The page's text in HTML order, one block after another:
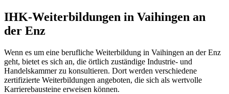
IHK-Weiterbildungen in Vaihingen an
der Enz
Wenn es um eine berufliche Weiterbildung in Vaihingen an der Enz
geht, bietet es sich an, die örtlich zuständige Industrie- und
Handelskammer zu konsultieren. Dort werden verschiedene
zertifizierte Weiterbildungen angeboten, die sich als wertvolle
Karrierebausteine erweisen können.